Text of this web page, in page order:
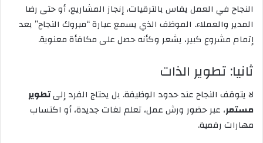
النجاح في العمل يقاس بالترقيات، إنجاز المشاريع، أو حتى رضا
المدير والعملاء. الموظف الذي يسمع عبارة “مبروك النجاح” بعد
إتمام مشروع كبير، يشعر وكأنه حصل على مكافأة معنوية.
ثانيا: تطوير الذات
لا يتوقف النجاح عند حدود الوظيفة. بل يحتاج الفرد إلىتطوير
مستمر، عبر حضور ورش عمل، تعلم لغات جديدة، أو اكتساب
مهارات رقمية.